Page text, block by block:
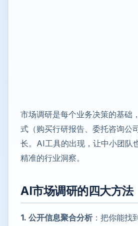
市场调研是每个业务决策的基础
式（购买行研报告、委托咨询公
长。AI工具的出现，让中小团队
精准的行业洞察。
AI市场调研的四大方法
1. 公开信息聚合分析：把你能找